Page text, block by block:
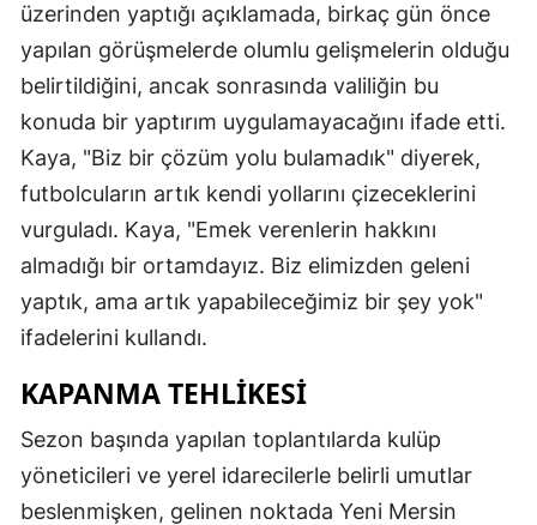
üzerinden yaptığı açıklamada, birkaç gün önce
yapılan görüşmelerde olumlu gelişmelerin olduğu
belirtildiğini, ancak sonrasında valiliğin bu
konuda bir yaptırım uygulamayacağını ifade etti.
Kaya, "Biz bir çözüm yolu bulamadık" diyerek,
futbolcuların artık kendi yollarını çizeceklerini
vurguladı. Kaya, "Emek verenlerin hakkını
almadığı bir ortamdayız. Biz elimizden geleni
yaptık, ama artık yapabileceğimiz bir şey yok"
ifadelerini kullandı.
KAPANMA TEHLIKESI
Sezon başında yapılan toplantılarda kulüp
yöneticileri ve yerel idarecilerle belirli umutlar
beslenmişken, gelinen noktada Yeni Mersin